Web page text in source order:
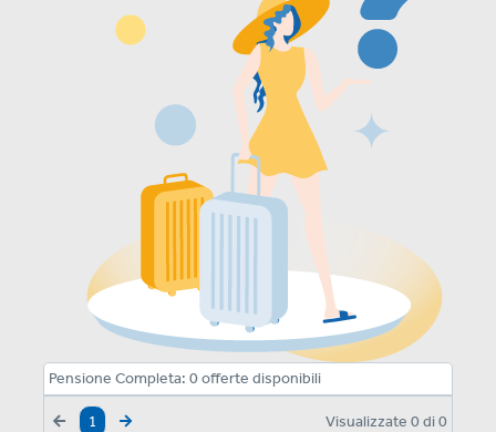
Pensione Completa: 0offerte disponibili
1 Visualizzate 0 di0